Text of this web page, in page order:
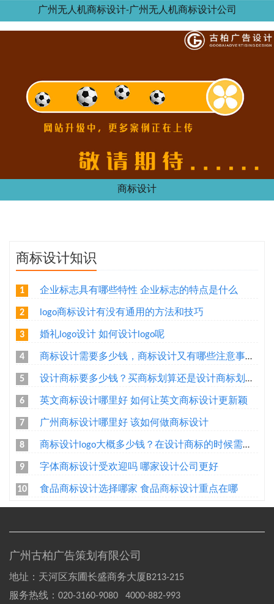
广州无人机商标设计-广州无人机商标设计公司
商标设计
商标设计知识
1 企业标志具有哪些特性 企业标志的特点是什么
2 logo商标设计有没有通用的方法和技巧
3 婚礼logo设计 如何设计logo呢
4 商标设计需要多少钱，商标设计又有哪些注意事项？
5 设计商标要多少钱？买商标划算还是设计商标划算？
6 英文商标设计哪里好 如何让英文商标设计更新颖
7 广州商标设计哪里好 该如何做商标设计
8 商标设计logo大概多少钱？在设计商标的时候需要注意什么问题
9 字体商标设计受欢迎吗 哪家设计公司更好
10 食品商标设计选择哪家 食品商标设计重点在哪
广州古柏广告策划有限公司
地址：天河区东圃长盛商务大厦B213-215
服务热线： 020-3160-9080 4000-882-993